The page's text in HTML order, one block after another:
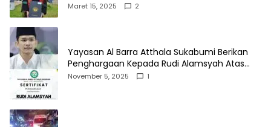
Maret 15, 2025 2
Yayasan Al Barra Atthala Sukabumi Berikan
Penghargaan Kepada Rudi Alamsyah Atas
Kontribusi Sosial dan Kemasyarakatan
November 5, 2025 1